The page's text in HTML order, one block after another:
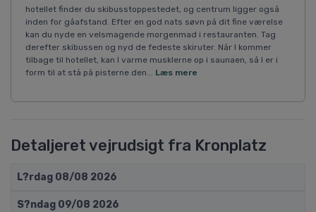
hotellet finder du skibusstoppestedet, og centrum ligger også
inden for gåafstand. Efter en god nats søvn på dit fine værelse
kan du nyde en velsmagende morgenmad i restauranten. Tag
derefter skibussen og nyd de fedeste skiruter. Når I kommer
tilbage til hotellet, kan I varme musklerne op i saunaen, så I er i
form til at stå på pisterne den... Læs mere
Detaljeret vejrudsigt fra Kronplatz
L?rdag 08/08 2026
S?ndag 09/08 2026